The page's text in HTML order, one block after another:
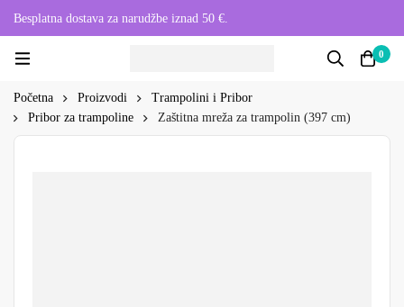
Besplatna dostava za narudžbe iznad 50 €.
0
Početna Proizvodi
Trampolini i Pribor
Pribor za trampoline
Zaštitna mreža za trampolin (397 cm)